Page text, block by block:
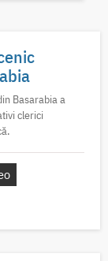
Basarabia a
clerici